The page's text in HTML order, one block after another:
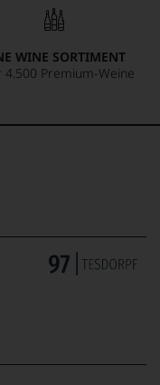
WINE SORTIMENT
4.500 Premium-Weine